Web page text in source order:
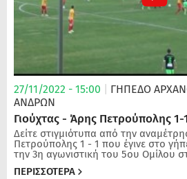
27/11/2022 - 15:00 ΓΗΠΕΔΟ
ΑΝΔΡΏΝ
Γιούχτας - Άρης Πετρούπολης 1-1
Δείτε στιγμιότυπα από την
Πετρούπολης 1 - 1 που έγινε στο
την 3η αγωνιστική του 5ου Ομίλου
ΠΕΡΙΣΣΟΤΕΡΑ